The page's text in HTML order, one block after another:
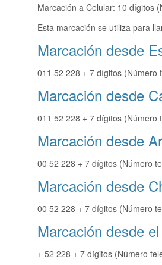
Marcación a Celular: 10 dígitos
Esta marcación se utiliza para
Marcación desde
011 52 228 + 7 dígitos (Número
Marcación desde
011 52 228 + 7 dígitos (Número
Marcación desde
00 52 228 + 7 dígitos (Número
Marcación desde
00 52 228 + 7 dígitos (Número
Marcación desde
+ 52 228 + 7 dígitos (Número